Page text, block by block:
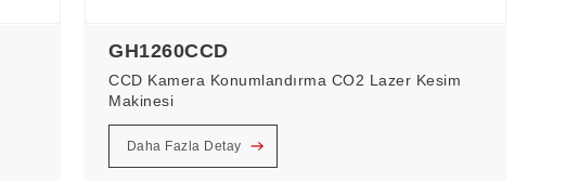
GH1260CCD
CCD Kamera Konumlandırma CO2 Lazer Kesim
Makinesi
Daha Fazla Detay